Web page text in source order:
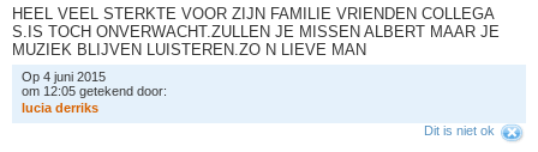
HEEL VEEL STERKTE VOOR ZIJN FAMILIE VRIENDEN COLLEGA
S.IS TOCH ONVERWACHT.ZULLEN JE MISSEN ALBERT MAAR JE
MUZIEK BLIJVEN LUISTEREN.ZO N LIEVE MAN
Op 4 juni 2015
om 12:05 getekend door:
ucia derriks
Dit is niet ok